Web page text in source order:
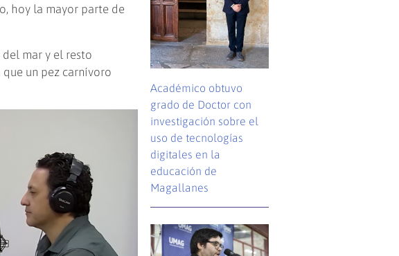
hoy la mayor parte de
mar y el resto
un pez carnívoro
Académico obtuvo
grado de Doctor con
investigación sobre el
uso de tecnologías
digitales en la
educación de
Magallanes